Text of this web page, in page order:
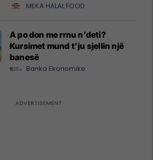
MEKA HALAL FOOD
A po don me rrnu n’deti?
Kursimet mund t’ju sjellin një
banesë
Banka Ekonomike